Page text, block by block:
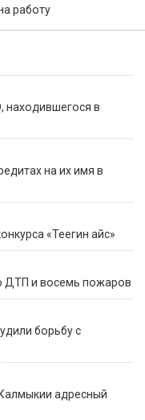
работу
в
на их имя в
«Теегин айс»
ДТП и восемь пожаров
борьбу с
адресный